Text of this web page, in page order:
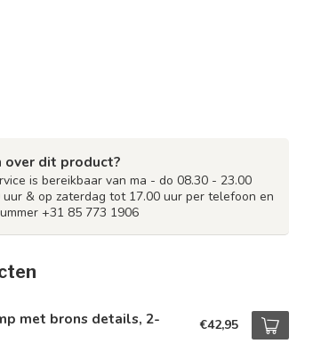
over dit product?
is bereikbaar van ma - do 08.30 - 23.00
& op zaterdag tot 17.00 uur per telefoon en
+31 85 773 1906
met brons details, 2- €42,95